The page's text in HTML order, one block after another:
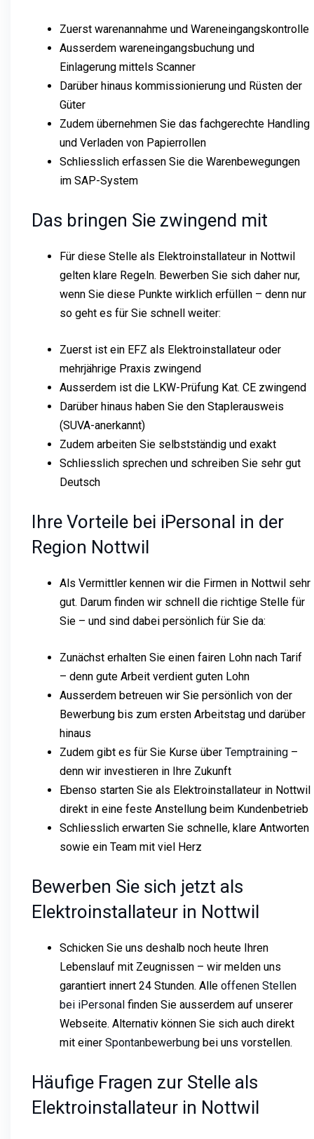
Zuerst warenannahme und Wareneingangskontrolle
Ausserdem wareneingangsbuchung und
Einlagerung mittels Scanner
Darüber hinaus kommissionierung und Rüsten der
Güter
Zudem übernehmen Sie das fachgerechte Handling
und Verladen von Papierrollen
Schliesslich erfassen Sie die Warenbewegungen
im SAP-System
Das bringen Sie zwingend mit
Für diese Stelle als Elektroinstallateur in Nottwil
gelten klare Regeln. Bewerben Sie sich daher nur,
wenn Sie diese Punkte wirklich erfüllen – denn nur
so geht es für Sie schnell weiter:
Zuerst ist ein EFZ als Elektroinstallateur oder
mehrjährige Praxis zwingend
Ausserdem ist die LKW-Prüfung Kat. CE zwingend
Darüber hinaus haben Sie den Staplerausweis
(SUVA-anerkannt)
Zudem arbeiten Sie selbstständig und exakt
Schliesslich sprechen und schreiben Sie sehr gut
Deutsch
Ihre Vorteile bei iPersonal in der
Region Nottwil
Als Vermittler kennen wir die Firmen in Nottwil sehr
gut. Darum finden wir schnell die richtige Stelle für
Sie – und sind dabei persönlich für Sie da:
Zunächst erhalten Sie einen fairen Lohn nach Tarif
– denn gute Arbeit verdient guten Lohn
Ausserdem betreuen wir Sie persönlich von der
Bewerbung bis zum ersten Arbeitstag und darüber
hinaus
Zudem gibt es für Sie Kurse über Temptraining –
denn wir investieren in Ihre Zukunft
Ebenso starten Sie als Elektroinstallateur in Nottwil
direkt in eine feste Anstellung beim Kundenbetrieb
Schliesslich erwarten Sie schnelle, klare Antworten
sowie ein Team mit viel Herz
Bewerben Sie sich jetzt als
Elektroinstallateur in Nottwil
Schicken Sie uns deshalb noch heute Ihren
Lebenslauf mit Zeugnissen – wir melden uns
garantiert innert 24 Stunden. Alle offenen Stellen
bei iPersonal finden Sie ausserdem auf unserer
Webseite. Alternativ können Sie sich auch direkt
mit einer Spontanbewerbung bei uns vorstellen.
Häufige Fragen zur Stelle als
Elektroinstallateur in Nottwil